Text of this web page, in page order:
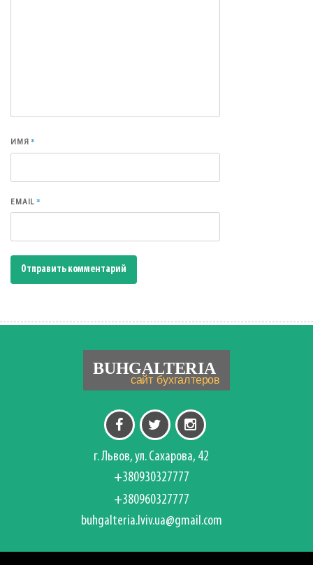
ИМЯ*
EMAIL*
г. Львов, ул. Сахарова, 42
+380930327777
+380960327777
buhgalteria.lviv.ua@gmail.com